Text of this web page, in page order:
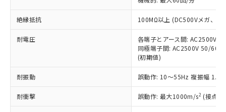
絶縁抵抗 100MΩ以上 (DC500Vメガ、点
耐電圧
各端子とアース間: AC2500V
同極端子間: AC2500V 50/
(初期値)
耐振動 誤動作: 10～55Hz 複振幅
耐衝撃 誤動作: 最大1000m/s2 (接点
様のお取引先、またはお客様担当のオ
ムロン制御機器販売店・当社販売員に
オムロン制御機器販売店や当社販売拠
販売ネットワーク
」をご確認
在庫状況および標準価格結果を当社の
事前の承諾なく第三者に漏洩または開
示しないようお願いします。
マイパーツ機能（部品リスト作成サー
(DIBP) 1000ppm以下
但し、RoHS指令で産業用監視および制御機器に対する
フタル酸エステル類の４物質については閾値を超える意
図的な使用がないことを確認しています。
部品在庫の切り替え状況などにより、予定
DBP(フタル酸ジブチル) : 1000ppm、 DIBP(フタル酸ジ
イソブチル) : 1000ppm、 BBP(フタル酸ブチルベンジ
ル) : 1000ppm、
DEHP(フタル酸ビス(2-エチルヘキシル)) : 1000ppm
「ｅ」：有害物質（10物質）のすべてが基
準値以下であることを示します。
「10」：通常の使用状況下において有害物
全に破砕するなど、違法に輸出されな
いよう必要な手段を講じます。
当社は貴社製品を、核兵器、ミサイ
ル、化学兵器、生物兵器またはその他
武器並びにこれらの製造装置等に一切
当社は、貴社製品を第三者に販売する
場合は、上記1、2および3の内容を当
該第三者に通知します。また当社は、
販売先および販売に係わる関係者が違
一定数には満たないが在庫あり
在庫なし(最新の在庫状況につ
いては、お客様のお取引先、ま
たはお客様担当のオムロン制御
機器販売店・当社販売員にご確
受注生産機種、また在庫状況の